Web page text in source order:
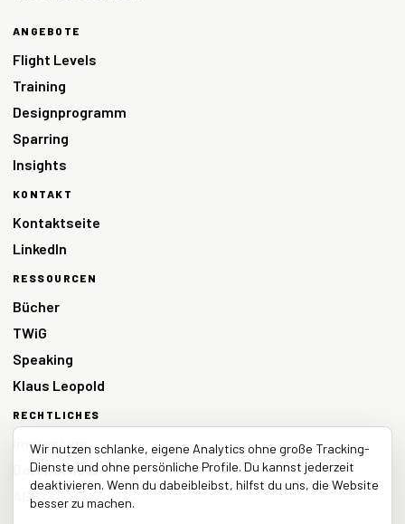
ANGEBOTE
Flight Levels
Training
Designprogramm
Sparring
Insights
KONTAKT
Kontaktseite
LinkedIn
RESSOURCEN
Bücher
TWiG
Speaking
Klaus Leopold
RECHTLICHES
Impressum
Datenschutz
AGB
Wir nutzen schlanke, eigene Analytics ohne große Tracking-
Dienste und ohne persönliche Profile. Du kannst jederzeit
deaktivieren. Wenn du dabeibleibst, hilfst du uns, die Website
besser zu machen.